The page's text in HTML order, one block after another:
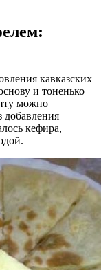
кавказских
и тоненько
можно
кефира,